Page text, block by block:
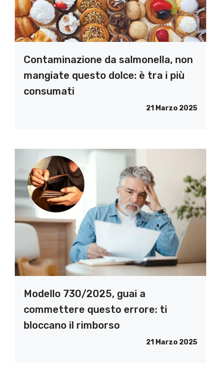
Contaminazione da salmonella, non
mangiate questo dolce: è tra i più
consumati
21 Marzo 2025
Modello 730/2025, guai a
commettere questo errore: ti
bloccano il rimborso
21 Marzo 2025